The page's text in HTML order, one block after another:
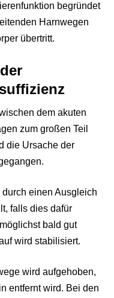
begründet
Harnwegen
übertritt.
dem akuten
zum großen Teil
die Ursache der
einen Ausgleich
falls dies dafür
bald gut
wird stabilisiert.
wird aufgehoben,
entfernt wird. Bei den